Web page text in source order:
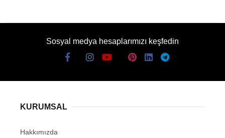
Sosyal medya hesaplarımızı keşfedin
KURUMSAL
Hakkımızda